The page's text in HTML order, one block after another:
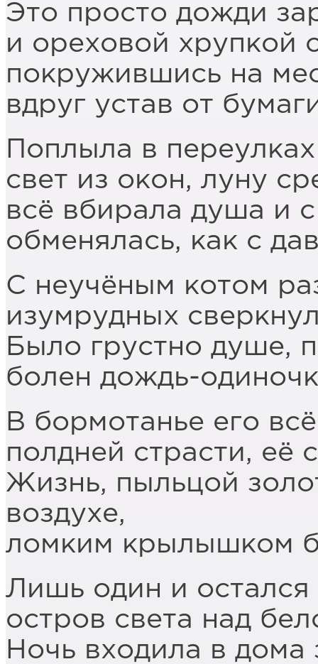
Это просто дожди
и ореховой хрупкой
покружившись на
вдруг устав от
Поплыла в
свет из окон, луну
всё вбирала душа и
обменялась, как с
С неучёным котом
изумрудных
Было грустно душе,
болен дождь-
В бормотанье его
полдней страсти, её
Жизнь, пыльцой
воздухе,
ломким крылышком
Лишь один и
остров света над
Ночь входила в